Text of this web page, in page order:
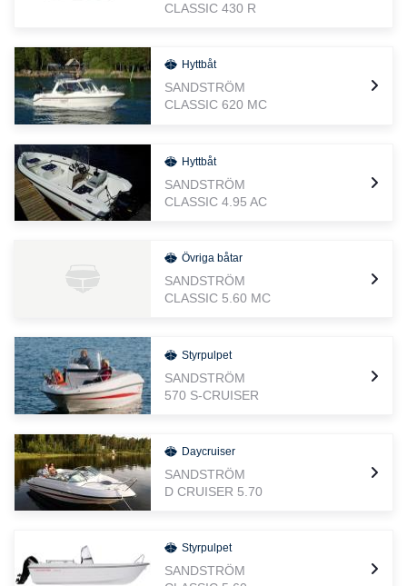
CLASSIC 430 R
Hyttbåt
SANDSTRÖM
CLASSIC 620 MC
Hyttbåt
SANDSTRÖM
CLASSIC 4.95 AC
Övriga båtar
SANDSTRÖM
CLASSIC 5.60 MC
Styrpulpet
SANDSTRÖM
570 S-CRUISER
Daycruiser
SANDSTRÖM
D CRUISER 5.70
Styrpulpet
SANDSTRÖM